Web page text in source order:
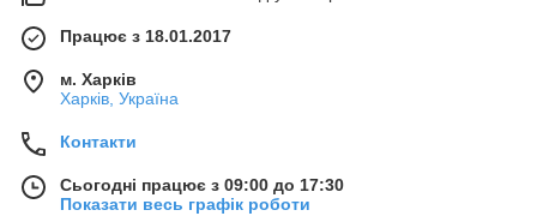
Працює з 18.01.2017
м. Харків
Харків, Україна
Контакти
Сьогодні працює з 09:00 до 17:30
Показати весь графік роботи